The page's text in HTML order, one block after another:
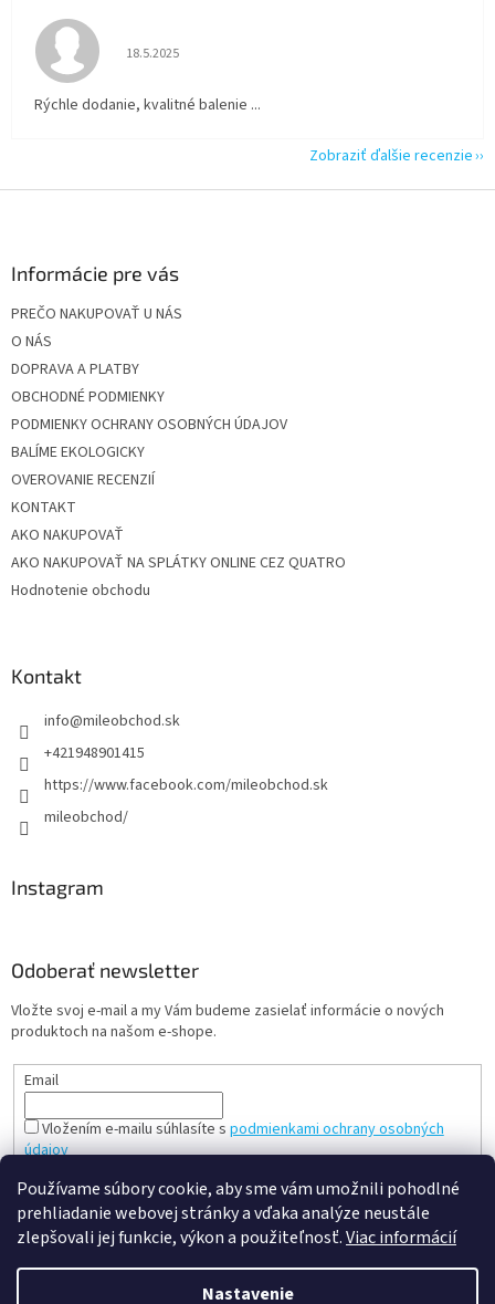
Používame súbory cookie, aby sme vám umožnili pohodlné
prehliadanie webovej stránky a vďaka analýze neustále
zlepšovali jej funkcie, výkon a použiteľnosť.Viac informácií
Nastavenie
Hodnotenie obchodu je 5 z 5 hviezdičiek.
18.5.2025
Rýchle dodanie, kvalitné balenie ...
Zobraziť ďalšie recenzie
Informácie pre vás
PREČO NAKUPOVAŤ U NÁS
O NÁS
DOPRAVA A PLATBY
OBCHODNÉ PODMIENKY
PODMIENKY OCHRANY OSOBNÝCH ÚDAJOV
BALÍME EKOLOGICKY
OVEROVANIE RECENZIÍ
KONTAKT
AKO NAKUPOVAŤ
AKO NAKUPOVAŤ NA SPLÁTKY ONLINE CEZ QUATRO
Hodnotenie obchodu
Kontakt
info@mileobchod.sk
+421948901415
https://www.facebook.com/mileobchod.sk
mileobchod/
Instagram
Odoberať newsletter
Vložte svoj e-mail a my Vám budeme zasielať informácie o nových
produktoch na našom e-shope.
Email
Vložením e-mailu súhlasíte s podmienkami ochrany osobných
údajov
PRIHLÁSIŤ SA